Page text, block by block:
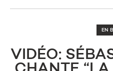
EN
VIDÉO: